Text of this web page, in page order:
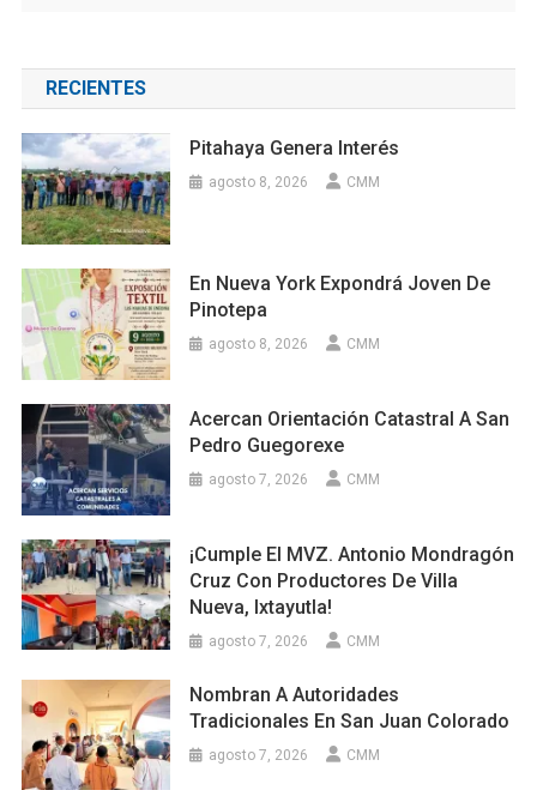
RECIENTES
Pitahaya Genera Interés
agosto 8, 2026 CMM
En Nueva York Expondrá Joven De
Pinotepa
agosto 8, 2026 CMM
Acercan Orientación Catastral A San
Pedro Guegorexe
agosto 7, 2026 CMM
¡Cumple El MVZ. Antonio Mondragón
Cruz Con Productores De Villa
Nueva, Ixtayutla!
agosto 7, 2026 CMM
Nombran A Autoridades
Tradicionales En San Juan Colorado
agosto 7, 2026 CMM